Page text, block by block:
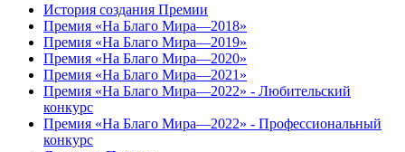
История создания Премии
Премия «На Благо Мира—2018»
Премия «На Благо Мира—2019»
Премия «На Благо Мира—2020»
Премия «На Благо Мира—2021»
Премия «На Благо Мира—2022» - Любительский
конкурс
Премия «На Благо Мира—2022» - Профессиональный
конкурс